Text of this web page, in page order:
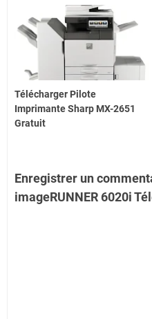
Télécharger Pilote
Imprimante Sharp MX-2651
Gratuit
Enregistrer un
imageRUNNER 6020i